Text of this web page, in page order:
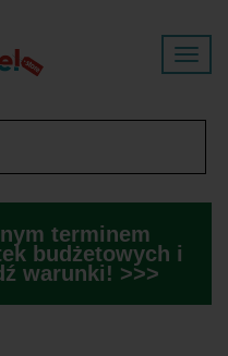
terminem
budżetowych i
warunki! >>>